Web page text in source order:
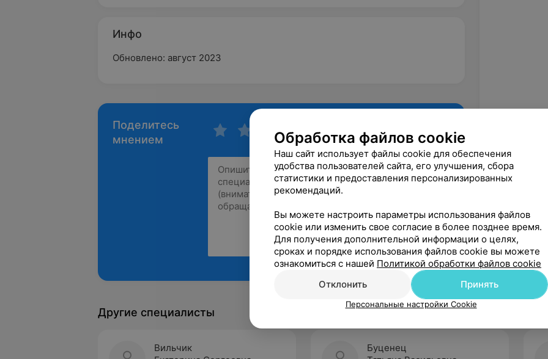
Инфо
Обновлено: август 2023
Поделитесь
мнением
Рекомендую
Другие специалисты
Вильчик
Буценец
Обработка файлов cookie
Наш сайт использует файлы cookie для обеспечения
удобства пользователей сайта, его улучшения, сбора
статистики и предоставления персонализированных
рекомендаций.
Вы можете настроить параметры использования файлов
cookie или изменить свое согласие в более позднее время.
Для получения дополнительной информации о целях,
сроках и порядке использования файлов cookie вы можете
ознакомиться с нашей Политикой обработки файлов cookie
Отклонить
Принять
Персональные настройки Cookie